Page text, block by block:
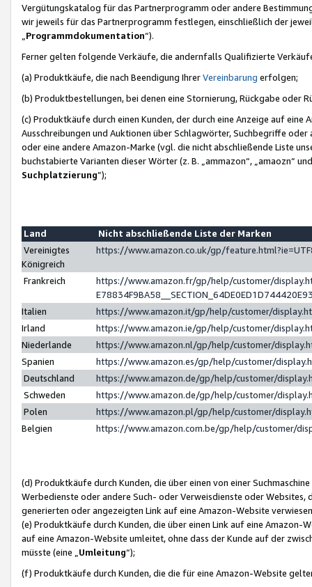
Vergütungskatalog für das Partnerprogramm oder andere
wir jeweils für das Partnerprogramm festlegen, einschließlich der
Programmdokumentation“).
Ferner gelten folgende Verkäufe, die andernfalls Qualifizierte
(a) Produktkäufe, die nach Beendigung IhrerVereinbarung erfolgen;
(b) Produktbestellungen, bei denen eine Stornierung, Rückgabe oder
(c) Produktkäufe durch einen Kunden, der durch eine Anzeige auf
Ausschreibungen und Auktionen über Schlagwörter, Suchbegriffe
oder eine andere Amazon-Marke (vgl. die nicht abschließende Liste
buchstabierte Varianten dieser Wörter (z. B. „ammazon“, „amaozn“
Suchplatzierung”);
Land
Nicht abschließende Liste der Marken
Vereinigtes
Königreich
https://www.amazon.co.uk/gp/
Frankreich
https://www.amazon.fr/gp/help/customer/
Italien
https://www.amazon.it/gp/help/customer/
Irland
https://www.amazon.ie/gp/help/customer/
Niederlande
https://www.amazon.nl/gp/help/customer/
Spanien
https://www.amazon.es/gp/help/customer/
Deutschland
https://www.amazon.de/gp/help/customer/
Schweden
https://www.amazon.de/gp/help/customer/
Polen
https://www.amazon.pl/gp/help/customer/
Belgien
https://www.amazon.com.be/gp/help/customer/
(d) Produktkäufe durch Kunden, die über einen von einer
Werbedienste oder andere Such- oder Verweisdienste oder Websites,
generierten oder angezeigten Link auf eine Amazon-Website
(e) Produktkäufe durch Kunden, die über einen Link auf eine
auf eine Amazon-Website umleitet, ohne dass der Kunde auf der
müsste (eine „ Umleitung“);
(f) Produktkäufe durch Kunden, die die für eine Amazon-Website